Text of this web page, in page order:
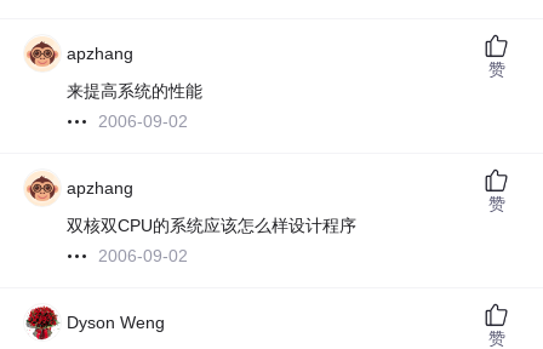
apzhang
来提高系统的性能
2006-09-02
赞
apzhang
双核双CPU的系统应该怎么样设计程序
2006-09-02
赞
Dyson Weng
赞